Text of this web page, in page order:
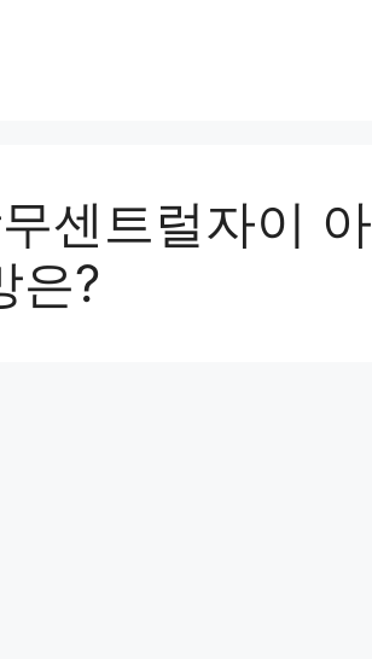
센트럴자이 아
은?